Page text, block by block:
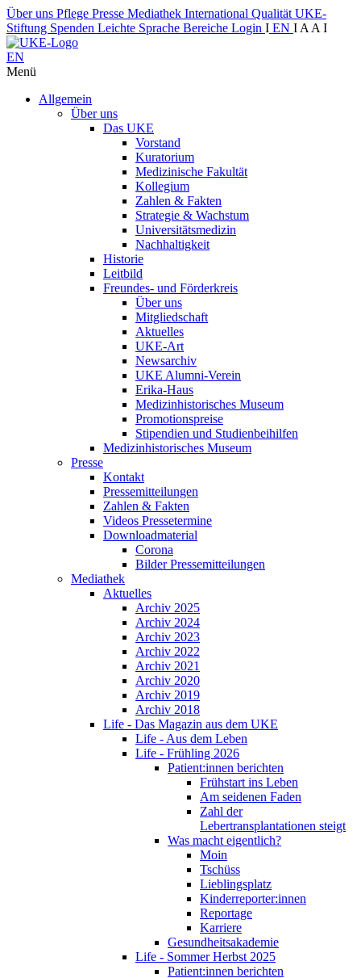
Über uns Pflege Presse Mediathek International Qualität UKE-
Stiftung Spenden Leichte Sprache Bereiche Login I EN I A A I
EN
Menü
Allgemein
Über uns
Das UKE
Vorstand
Kuratorium
Medizinische Fakultät
Kollegium
Zahlen & Fakten
Strategie & Wachstum
Universitätsmedizin
Nachhaltigkeit
Historie
Leitbild
Freundes- und Förderkreis
Über uns
Mitgliedschaft
Aktuelles
UKE-Art
Newsarchiv
UKE Alumni-Verein
Erika-Haus
Medizinhistorisches Museum
Promotionspreise
Stipendien und Studienbeihilfen
Medizinhistorisches Museum
Presse
Kontakt
Pressemitteilungen
Zahlen & Fakten
Videos Pressetermine
Downloadmaterial
Corona
Bilder Pressemitteilungen
Mediathek
Aktuelles
Archiv 2025
Archiv 2024
Archiv 2023
Archiv 2022
Archiv 2021
Archiv 2020
Archiv 2019
Archiv 2018
Life - Das Magazin aus dem UKE
Life - Aus dem Leben
Life - Frühling 2026
Patient:innen berichten
Frühstart ins Leben
Am seidenen Faden
Zahl der
Lebertransplantationen steigt
Was macht eigentlich?
Moin
Tschüss
Lieblingsplatz
Kinderreporter:innen
Reportage
Karriere
Gesundheitsakademie
Life - Sommer Herbst 2025
Patient:innen berichten